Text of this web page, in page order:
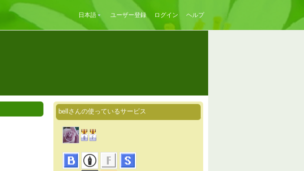
日本語 ユーザー登録 ログイン ヘルプ
bellさんの使っているサービス